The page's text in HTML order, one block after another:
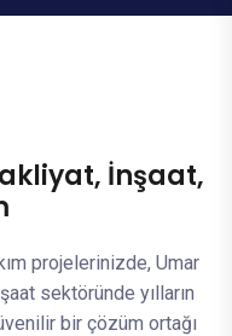
İnşaat,
projelerinizde, Umar
sektöründe yılların
bir çözüm ortağı